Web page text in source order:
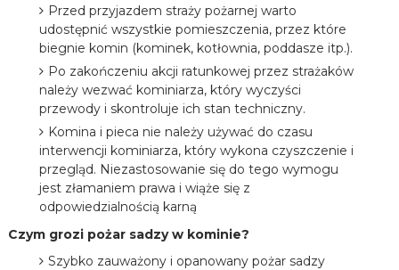
Przed przyjazdem straży pożarnej warto
udostępnić wszystkie pomieszczenia, przez które
biegnie komin (kominek, kotłownia, poddasze itp.).
Po zakończeniu akcji ratunkowej przez strażaków
należy wezwać kominiarza, który wyczyści
przewody i skontroluje ich stan techniczny.
Komina i pieca nie należy używać do czasu
interwencji kominiarza, który wykona czyszczenie i
przegląd. Niezastosowanie się do tego wymogu
jest złamaniem prawa i wiąże się z
odpowiedzialnością karną
Czym grozi pożar sadzy w kominie?
Szybko zauważony i opanowany pożar sadzy